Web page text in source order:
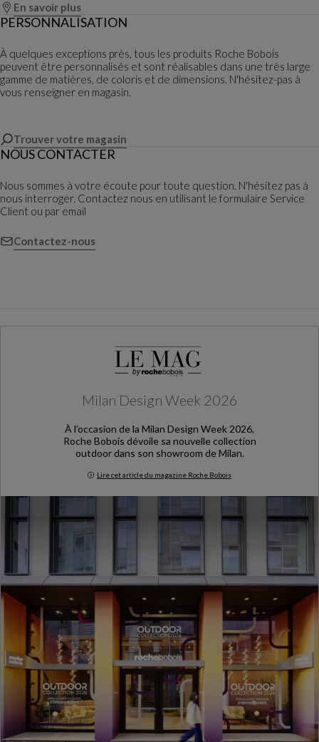
En savoir plus
PERSONNALISATION
À quelques exceptions près, tous les produits Roche Bobois
peuvent être personnalisés et sont réalisables dans une très large
gamme de matières, de coloris et de dimensions. N'hésitez-pas à
vous renseigner en magasin.
Trouver votre magasin
NOUS CONTACTER
Nous sommes à votre écoute pour toute question. N'hésitez pas à
nous interroger. Contactez nous en utilisant le formulaire Service
Client ou par email
Contactez-nous
Milan Design Week 2026
À l’occasion de la Milan Design Week 2026,
Roche Bobois dévoile sa nouvelle collection
outdoor dans son showroom de Milan.
Lire cet article du magazine Roche Bobois
Milan Design Week 2026